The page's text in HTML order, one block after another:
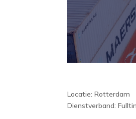
Locatie: Rotterdam
Dienstverband: